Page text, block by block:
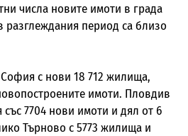
числа новите имоти в града
разглеждания период са близо
София с нови 18 712 жилища,
имоти. Пловдив
със 7704 нови имоти и дял от 6
Търново с 5773 жилища и